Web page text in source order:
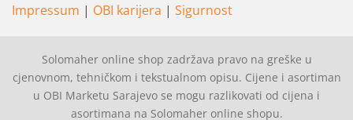
Impressum | OBI karijera | Sigurnost
Solomaher online shop zadržava pravo na greške u
cjenovnom, tehničkom i tekstualnom opisu. Cijene i asortiman
u OBI Marketu Sarajevo se mogu razlikovati od cijena i
asortimana na Solomaher online shopu.